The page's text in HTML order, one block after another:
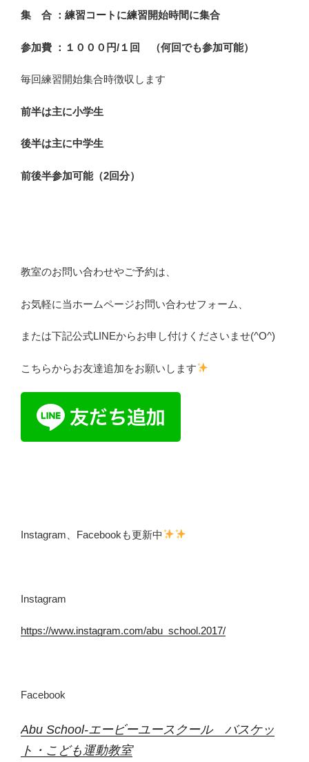
集 合 ：練習コートに練習開始時間に集合
参加費 ：１０００円/１回 （何回でも参加可能）
毎回練習開始集合時徴収します
前半は主に小学生
後半は主に中学生
前後半参加可能（2回分）
教室のお問い合わせやご予約は、
お気軽に当ホームページお問い合わせフォーム、
または下記公式LINEからお申し付けくださいませ(^O^)
こちらからお友達追加をお願いします
Instagram、Facebookも更新中
Instagram
https://www.instagram.com/abu_school.2017/
Facebook
Abu School-エービーユースクール バスケッ
ト・こども運動教室